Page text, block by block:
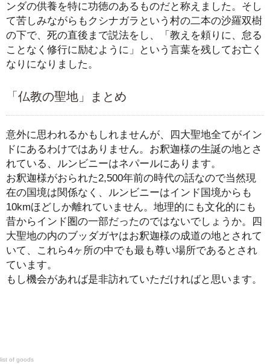
ンダの供養を特に功徳のあるものだと称えました。そし
て苦しみながらもクシナガラという村の二本の沙羅双樹
の下で、死の直後まで説法をし、「教えを頼りに、怠る
ことなく修行に励むように」という言葉を残してお亡く
なりになりました。
「仏教の聖地」まとめ
意外に思われるかもしれませんが、四大聖地全てがイン
ドにあるわけではありません。お釈迦様の生誕の地とさ
れている、ルンビニーはネパールにあります。
お釈迦様がおられた2,500年前の時代の話なので当然現
在の国境は関係なく、ルンビニーはインド国境からも
10kmほどしか離れていません。地理的にも文化的にも
昔からインド圏の一部だったのではないでしょうか。四
大聖地の内のブッダガヤはお釈迦様の成道の地とされて
いて、これら4ヶ所の中でも最も尊い場所であるとされ
ています。
もし機会があれば是非訪れていただければと思います。
list of goods